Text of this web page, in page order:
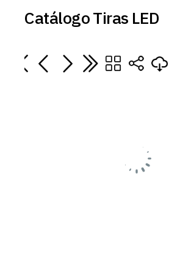
Catálogo Tiras LED